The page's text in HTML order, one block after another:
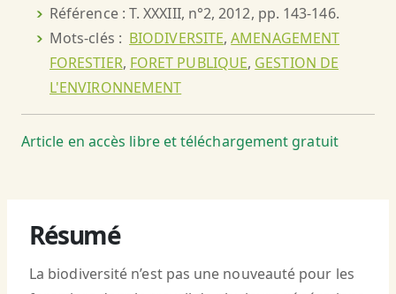
Référence : T. XXXIII, n°2, 2012, pp. 143-146.
Mots-clés : BIODIVERSITE,AMENAGEMENT
FORESTIER, FORET PUBLIQUE, GESTION DE
L'ENVIRONNEMENT
Article en accès libre et téléchargement gratuit
Résumé
La biodiversité n’est pas une nouveauté pour les